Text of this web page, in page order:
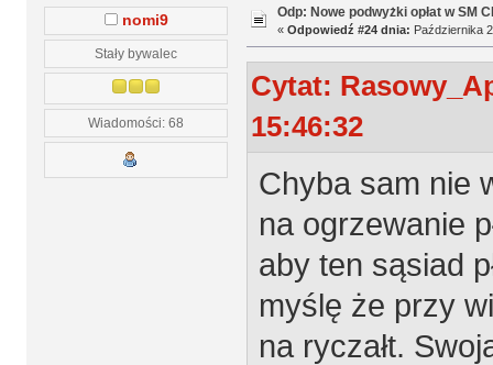
nomi9
Stały bywalec
Wiadomości: 68
Odp: Nowe podwyżki opłat w SM
« Odpowiedź #24 dnia: Października
Cytat:
15:46:32
Chyba sam nie
na ogrzewanie
aby ten sąsiad
myślę że przy
na ryczałt.